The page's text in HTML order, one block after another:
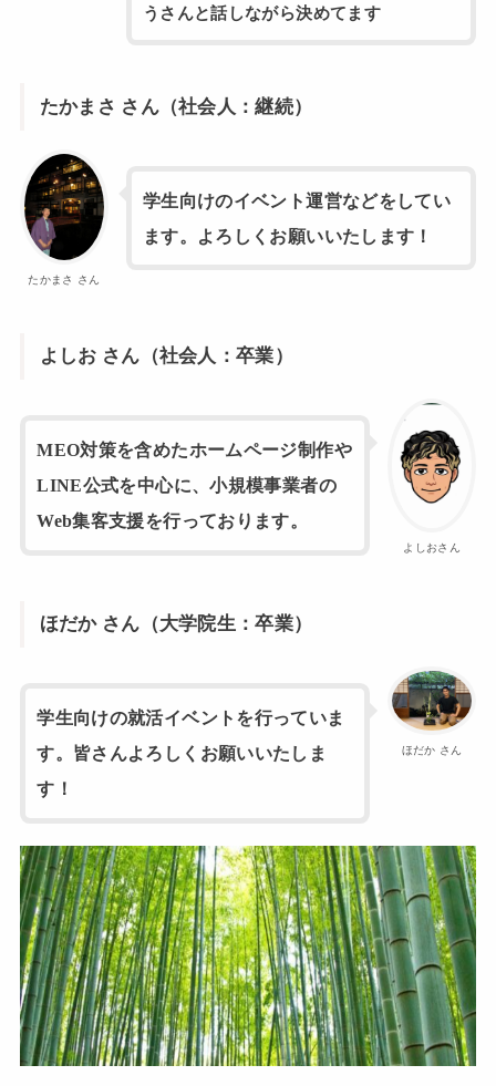
うさんと話しながら決めてます
たかまさ さん（社会人：継続）
たかまさ さん
学生向けのイベント運営などをしてい
ます。よろしくお願いいたします！
よしお さん（社会人：卒業）
よしおさん
MEO対策を含めたホームページ制作や
LINE公式を中心に、小規模事業者の
Web集客支援を行っております。
ほだか さん（大学院生：卒業）
ほだか さん
学生向けの就活イベントを行っていま
す。皆さんよろしくお願いいたしま
す！